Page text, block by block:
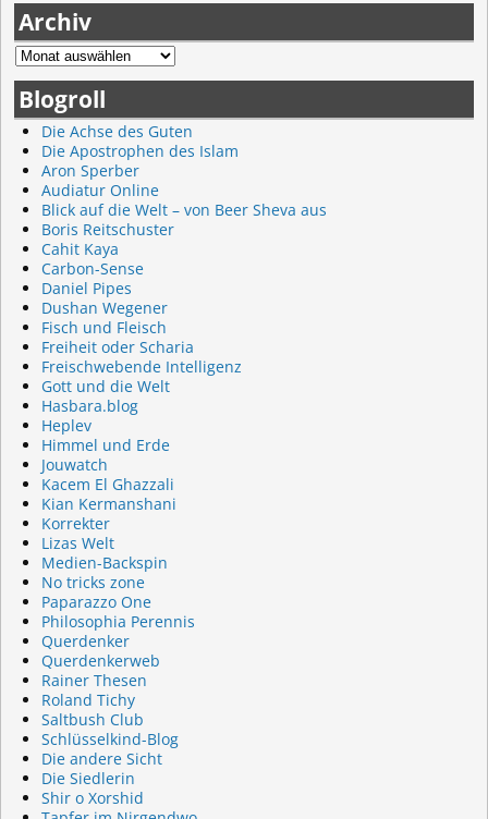
Archiv
Blogroll
Die Achse des Guten
Die Apostrophen des Islam
Aron Sperber
Audiatur Online
Blick auf die Welt – von Beer Sheva aus
Boris Reitschuster
Cahit Kaya
Carbon-Sense
Daniel Pipes
Dushan Wegener
Fisch und Fleisch
Freiheit oder Scharia
Freischwebende Intelligenz
Gott und die Welt
Hasbara.blog
Heplev
Himmel und Erde
Jouwatch
Kacem El Ghazzali
Kian Kermanshani
Korrekter
Lizas Welt
Medien-Backspin
No tricks zone
Paparazzo One
Philosophia Perennis
Querdenker
Querdenkerweb
Rainer Thesen
Roland Tichy
Saltbush Club
Schlüsselkind-Blog
Die andere Sicht
Die Siedlerin
Shir o Xorshid